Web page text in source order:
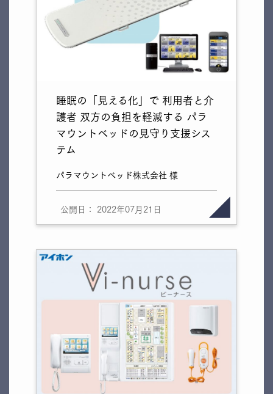
睡眠の「見える化」で 利用者と介
護者 双方の負担を軽減する パラ
マウントベッドの見守り支援シス
テム
パラマウントベッド株式会社 様
公開日： 2022年07月21日